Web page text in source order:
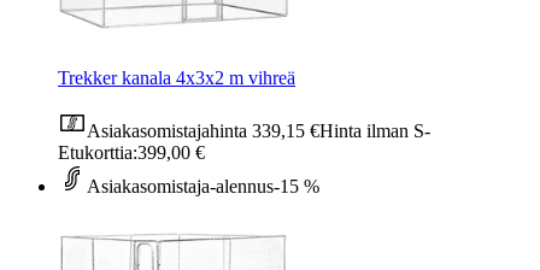
Trekker kanala 4x3x2 m vihreä
Asiakasomistajahinta 339,15 €Hinta ilman S-
Etukorttia:399,00 €
Asiakasomistaja-alennus-15 %